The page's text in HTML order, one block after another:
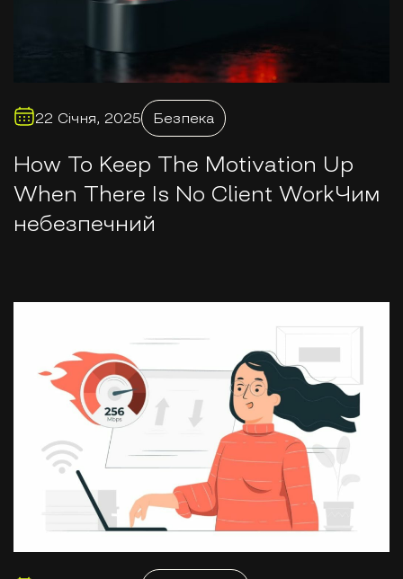
22 Січня, 2025 Безпека
How To Keep The Motivation Up
When There Is No Client WorkЧим
небезпечний